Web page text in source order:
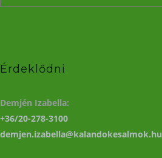
Érdeklődni
Demjén Izabella:
+36/20-278-3100
demjen.izabella@kalandokesalmok.hu